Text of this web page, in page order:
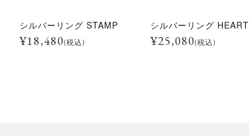
シルバーリング STAMP
¥18,480(税込)
シルバーリング HEART
¥25,080(税込)